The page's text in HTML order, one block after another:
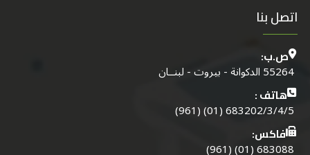
اتصل بنا
ص.ب:
55264 الدكوانة - بيروت - لبنــان
هاتف :
683202/3/4/5 (01) (961)
فاكس:
683088 (01) (961)